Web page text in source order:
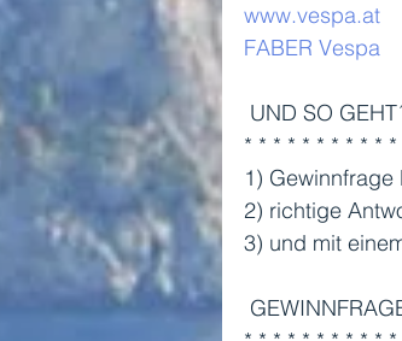
www.vespa.at
FABER Vespa
UND SO
* * * * * * * * * * *
1) Gewinnfrage
2) richtige
3) und mit